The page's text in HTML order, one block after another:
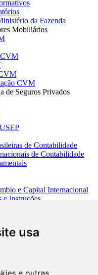
usa
e outras
da Fazenda
Mobiliários
CVM
CVM
de Seguros Privados
de Contabilidade
de Contabilidade
e Capital Internacional
Instruções
e Valores Mobiliários
do SFN
Bancária
Nacional de